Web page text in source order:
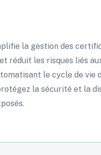
la gestion des
réduit les risques liés
le cycle de vie
la sécurité et la